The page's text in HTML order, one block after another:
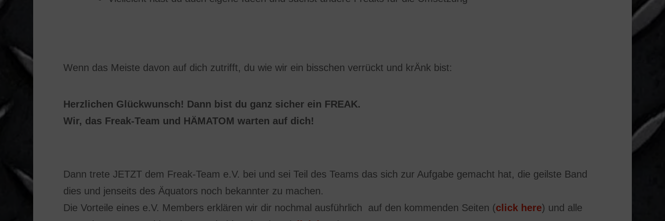
Wenn das Meiste davon auf dich zutrifft, du wie wir ein bisschen verrückt und krÄnk bist:
Herzlichen Glückwunsch! Dann bist du ganz sicher ein FREAK.
Wir, das Freak-Team und HÄMATOM warten auf dich!
Dann trete JETZT dem Freak-Team e.V. bei und sei Teil des Teams das sich zur Aufgabe gemacht hat, die geilste Band
dies und jenseits des Äquators noch bekannter zu machen.
Die Vorteile eines e.V. Members erklären wir dir nochmal ausführlich auf den kommenden Seiten (click here) und alle